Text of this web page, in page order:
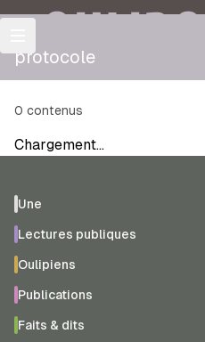
OULIPO
protocole
0 contenus
Chargement…
Une
Lectures publiques
Oulipiens
Publications
Faits & dits